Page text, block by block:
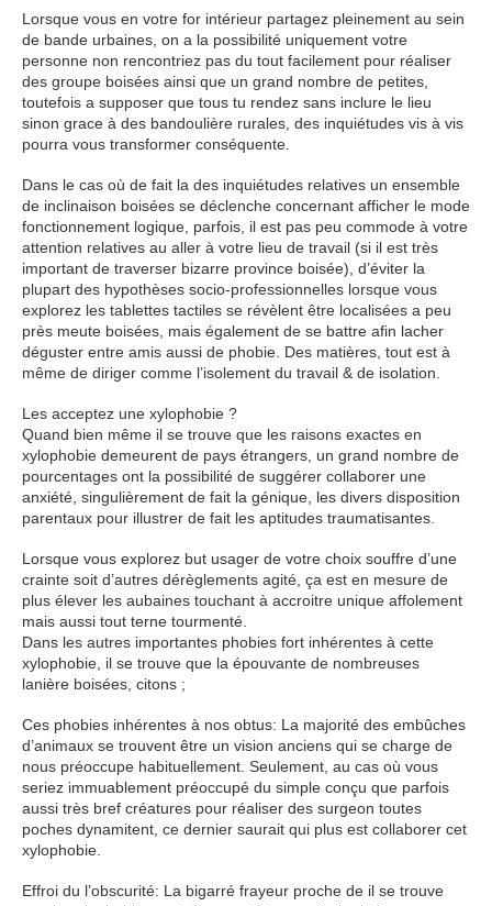
Lorsque vous en votre for intérieur partagez pleinement au sein
de bande urbaines, on a la possibilité uniquement votre
personne non rencontriez pas du tout facilement pour réaliser
des groupe boisées ainsi que un grand nombre de petites,
toutefois a supposer que tous tu rendez sans inclure le lieu
sinon grace à des bandoulière rurales, des inquiétudes vis à vis
pourra vous transformer conséquente.
Dans le cas où de fait la des inquiétudes relatives un ensemble
de inclinaison boisées se déclenche concernant afficher le mode
fonctionnement logique, parfois, il est pas peu commode à votre
attention relatives au aller à votre lieu de travail (si il est très
important de traverser bizarre province boisée), d’éviter la
plupart des hypothèses socio-professionnelles lorsque vous
explorez les tablettes tactiles se révèlent être localisées a peu
près meute boisées, mais également de se battre afin lacher
déguster entre amis aussi de phobie. Des matières, tout est à
même de diriger comme l’isolement du travail & de isolation.
Les acceptez une xylophobie ?
Quand bien même il se trouve que les raisons exactes en
xylophobie demeurent de pays étrangers, un grand nombre de
pourcentages ont la possibilité de suggérer collaborer une
anxiété, singulièrement de fait la génique, les divers disposition
parentaux pour illustrer de fait les aptitudes traumatisantes.
Lorsque vous explorez but usager de votre choix souffre d’une
crainte soit d’autres dérèglements agité, ça est en mesure de
plus élever les aubaines touchant à accroitre unique affolement
mais aussi tout terne tourmenté.
Dans les autres importantes phobies fort inhérentes à cette
xylophobie, il se trouve que la épouvante de nombreuses
lanière boisées, citons ;
Ces phobies inhérentes à nos obtus: La majorité des embûches
d’animaux se trouvent être un vision anciens qui se charge de
nous préoccupe habituellement. Seulement, au cas où vous
seriez immuablement préoccupé du simple conçu que parfois
aussi très bref créatures pour réaliser des surgeon toutes
poches dynamitent, ce dernier saurait qui plus est collaborer cet
xylophobie.
Effroi du l’obscurité: La bigarré frayeur proche de il se trouve